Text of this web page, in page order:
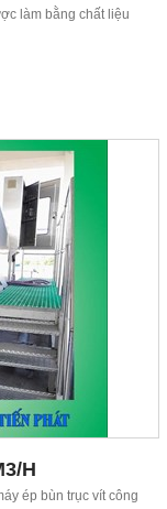
làm bằng chất liệu
H
ép bùn trục vít công